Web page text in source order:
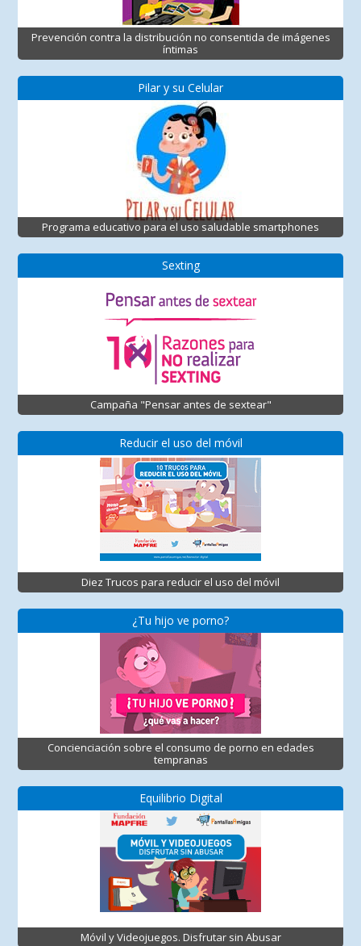
Prevención contra la distribución no consentida de imágenes
íntimas
Pilar y su Celular
Programa educativo para el uso saludable smartphones
Sexting
Campaña "Pensar antes de sextear"
Reducir el uso del móvil
Diez Trucos para reducir el uso del móvil
¿Tu hijo ve porno?
Concienciación sobre el consumo de porno en edades
tempranas
Equilibrio Digital
Móvil y Videojuegos. Disfrutar sin Abusar